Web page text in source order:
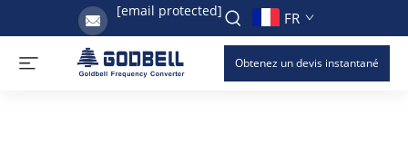
[email protected] FR
Obtenez un devis instantané